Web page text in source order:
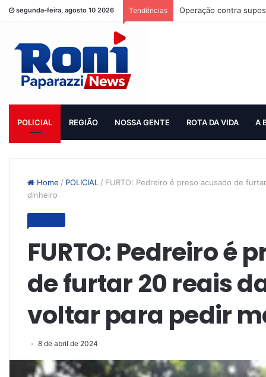
segunda-feira, agosto 10 2026 Tendências Operação contra
POLICIAL REGIÃO NOSSA GENTE ROTA DA VIDA A
Home / POLICIAL / FURTO: Pedreiro é preso acusado de
dinheiro
FURTO: Pedreiro é
de furtar 20 reais
voltar para pedir
8 de abril de 2024